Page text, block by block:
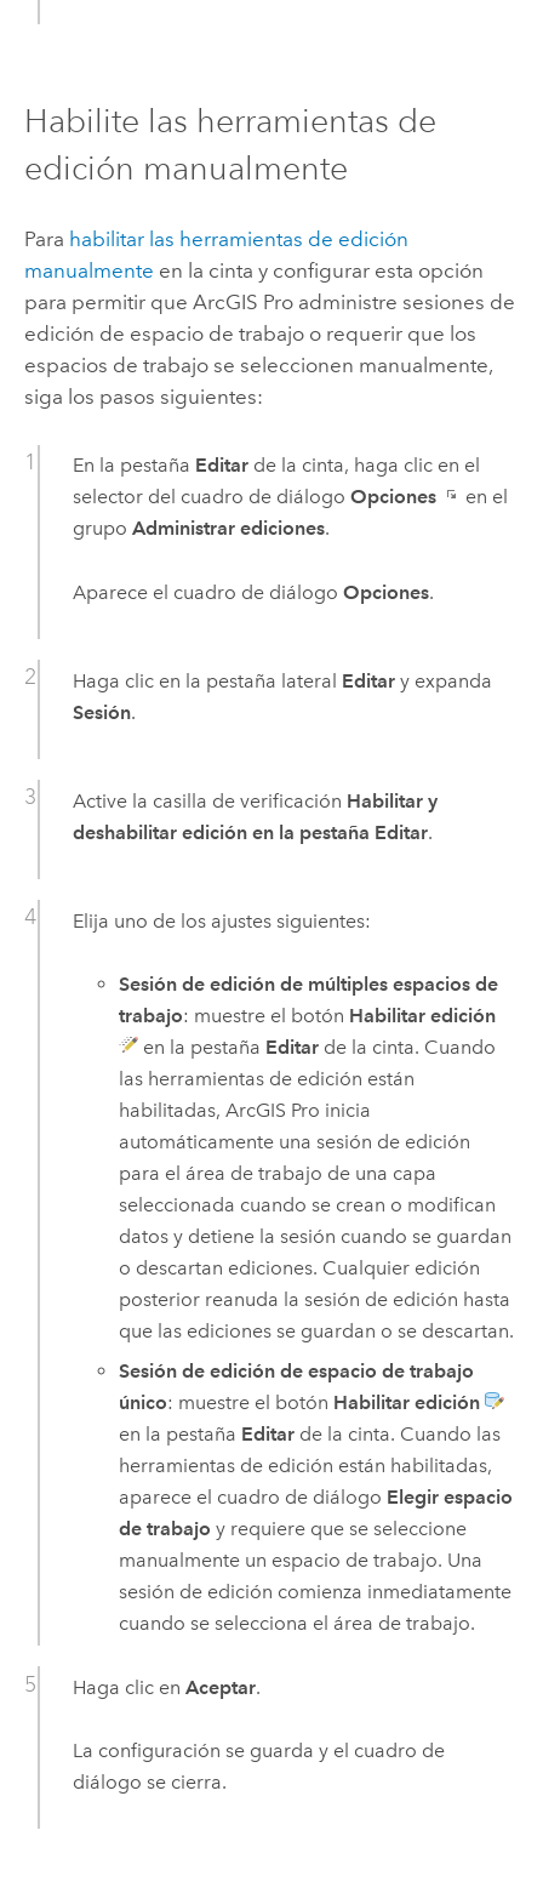
Habilite las herramientas de
edición manualmente
Para habilitar las herramientas de edición
manualmente en la cinta y configurar esta opción
para permitir que ArcGIS Proadministre sesiones de
edición de espacio de trabajo o requerir que los
espacios de trabajo se seleccionen manualmente,
siga los pasos siguientes:
En la pestaña Editarde la cinta, haga clic en el
selector del cuadro de diálogo Opciones
en el
grupo Administrar ediciones.
Aparece el cuadro de diálogo Opciones.
Haga clic en la pestaña lateral Editary expanda
Sesión.
Active la casilla de verificación Habilitar y
deshabilitar edición en la pestaña Editar.
Elija uno de los ajustes siguientes:
Sesión de edición de múltiples espacios de
trabajo: muestre el botón Habilitar edición
en la pestaña Editar de la cinta. Cuando
las herramientas de edición están
habilitadas,ArcGIS Pro inicia
automáticamente una sesión de edición
para el área de trabajo de una capa
seleccionada cuando se crean o modifican
datos y detiene la sesión cuando se guardan
o descartan ediciones. Cualquier edición
posterior reanuda la sesión de edición hasta
que las ediciones se guardan o se descartan.
Sesión de edición de espacio de trabajo
único: muestre el botón Habilitar edición
en la pestaña Editar de la cinta. Cuando las
herramientas de edición están habilitadas,
aparece el cuadro de diálogo Elegir espacio
de trabajo y requiere que se seleccione
manualmente un espacio de trabajo. Una
sesión de edición comienza inmediatamente
cuando se selecciona el área de trabajo.
Haga clic en Aceptar.
La configuración se guarda y el cuadro de
diálogo se cierra.